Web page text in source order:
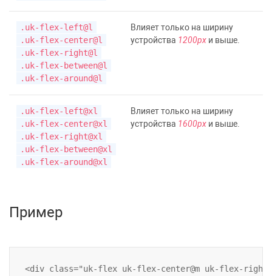
.uk-flex-left@l
.uk-flex-center@l
.uk-flex-right@l
.uk-flex-between@l
.uk-flex-around@l
Влияет только на ширину
устройства 1200px и выше.
.uk-flex-left@xl
.uk-flex-center@xl
.uk-flex-right@xl
.uk-flex-between@xl
.uk-flex-around@xl
Влияет только на ширину
устройства 1600px и выше.
Пример
<div class="uk-flex uk-flex-center@m uk-flex-